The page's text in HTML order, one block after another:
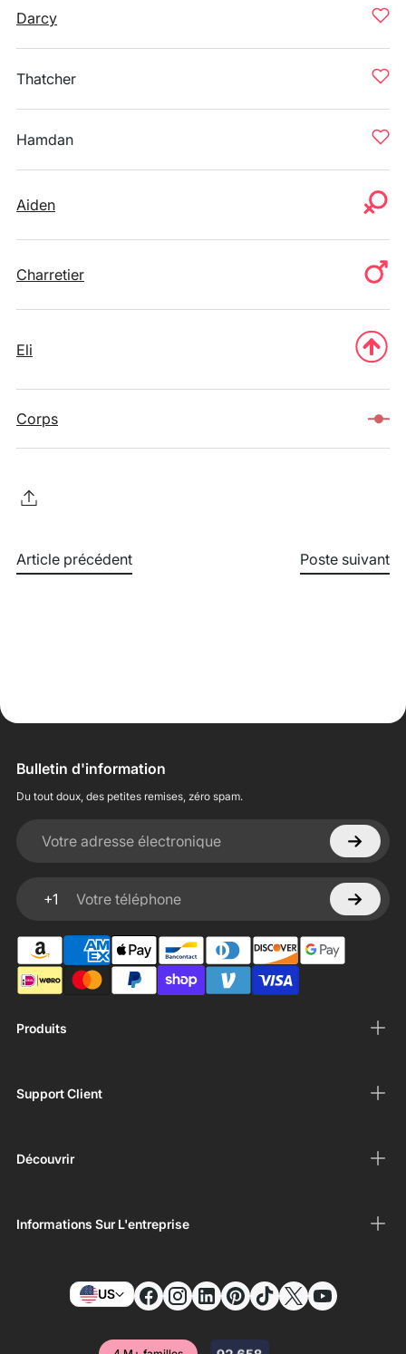
Darcy
Thatcher
Hamdan
Aiden
Charretier
Eli
Corps
Article précédent Poste suivant
Produits
Support Client
Découvrir
Informations Sur L'entreprise
Bulletin d'information
Du tout doux, des petites remises, zéro spam.
Votre adresse électronique
+1
Votre téléphone
US